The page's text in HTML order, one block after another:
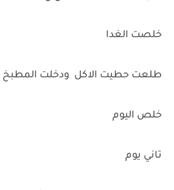
خلصت الغدا
طلعت حطيت الاكل ودخلت المطبخ
خلص اليوم
تاني يوم